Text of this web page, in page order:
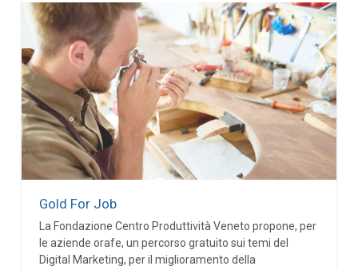
Gold For Job
La Fondazione Centro Produttività Veneto propone, per
le aziende orafe, un percorso gratuito sui temi del
Digital Marketing, per il miglioramento della